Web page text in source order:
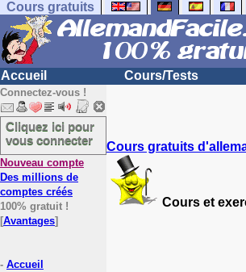
Cours gratuits
Accueil Cours/Tests
Connectez-vous !
Cliquez ici pour
vous connecter
Nouveau compte
Des millions de
comptes créés
100% gratuit !
[Avantages]
- Accueil
Cours gratuits
Cours et